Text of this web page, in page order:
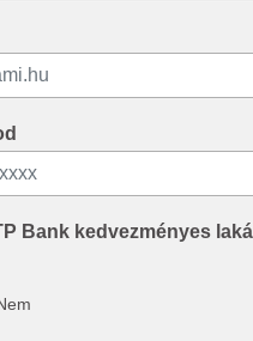
Bank kedvezményes